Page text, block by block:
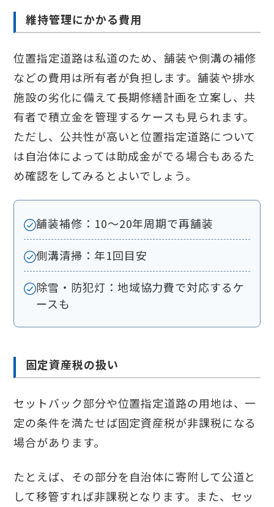
維持管理にかかる費用
位置指定道路は私道のため、舗装や側溝の補修
などの費用は所有者が負担します。舗装や排水
施設の劣化に備えて長期修繕計画を立案し、共
有者で積立金を管理するケースも見られます。
ただし、公共性が高いと位置指定道路について
は自治体によっては助成金がでる場合もあるた
め確認をしてみるとよいでしょう。
舗装補修：10〜20年周期で再舗装
側溝清掃：年1回目安
除雪・防犯灯：地域協力費で対応するケ
ースも
固定資産税の扱い
セットバック部分や位置指定道路の用地は、一
定の条件を満たせば固定資産税が非課税になる
場合があります。
たとえば、その部分を自治体に寄附して公道と
して移管すれば非課税となります。また、セッ